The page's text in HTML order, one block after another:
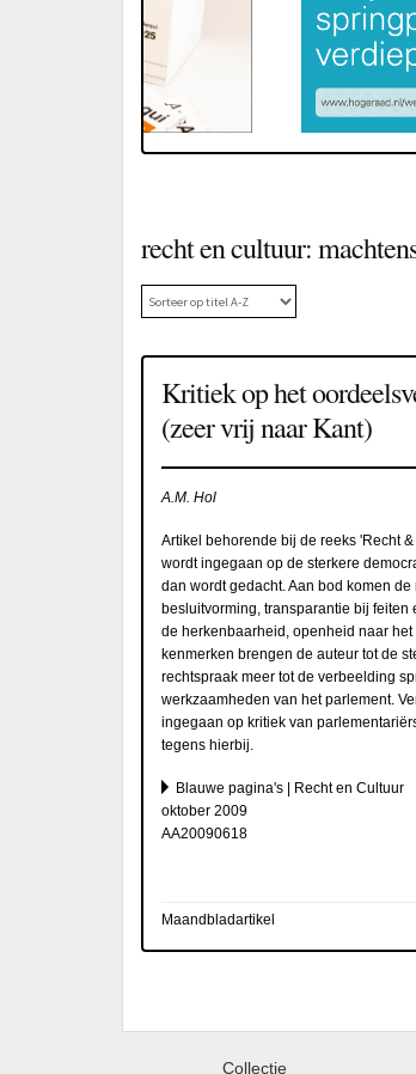
recht en cultuur:
Kritiek op het
(zeer vrij naar Kant)
A.M. Hol
Artikel behorende bij de reeks 'Recht
wordt ingegaan op de sterkere
dan wordt gedacht. Aan bod komen de
besluitvorming, transparantie bij feiten
de herkenbaarheid, openheid naar
kenmerken brengen de auteur tot de
rechtspraak meer tot de verbeelding
werkzaamheden van het parlement.
ingegaan op kritiek van
tegens hierbij.
Blauwe pagina's | Recht en Cultuur
oktober 2009
AA20090618
Maandbladartikel
Collectie